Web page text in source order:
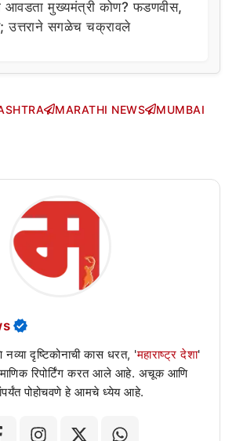
आवडता मुख्यमंत्री कोण? फडणवीस,
उत्तराने सगळेच चक्रावले
MARATHI NEWS
MUMBAI
नव्या दृष्टिकोनाची कास धरत, 'महाराष्ट्र देशा'
रिपोर्टिंग करत आले आहे. अचूक आणि
पोहोचवणे हे आमचे ध्येय आहे.